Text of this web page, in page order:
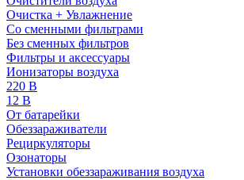
Очистка + Увлажнение
Cо сменными фильтрами
Без сменных фильтров
Фильтры и аксессуары
Ионизаторы воздуха
220 В
12 В
От батарейки
Обеззараживатели
Рециркуляторы
Озонаторы
Установки обеззараживания воздуха